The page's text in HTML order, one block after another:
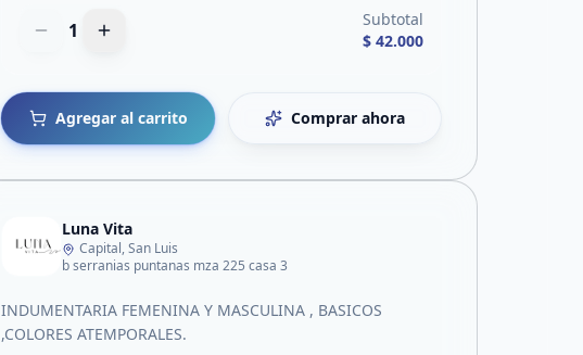
1
Subtotal
$ 42.000
Agregar al carrito Comprar ahora
Luna Vita
Capital, San Luis
b serranias puntanas mza 225 casa 3
INDUMENTARIA FEMENINA Y MASCULINA , BASICOS
,COLORES ATEMPORALES.